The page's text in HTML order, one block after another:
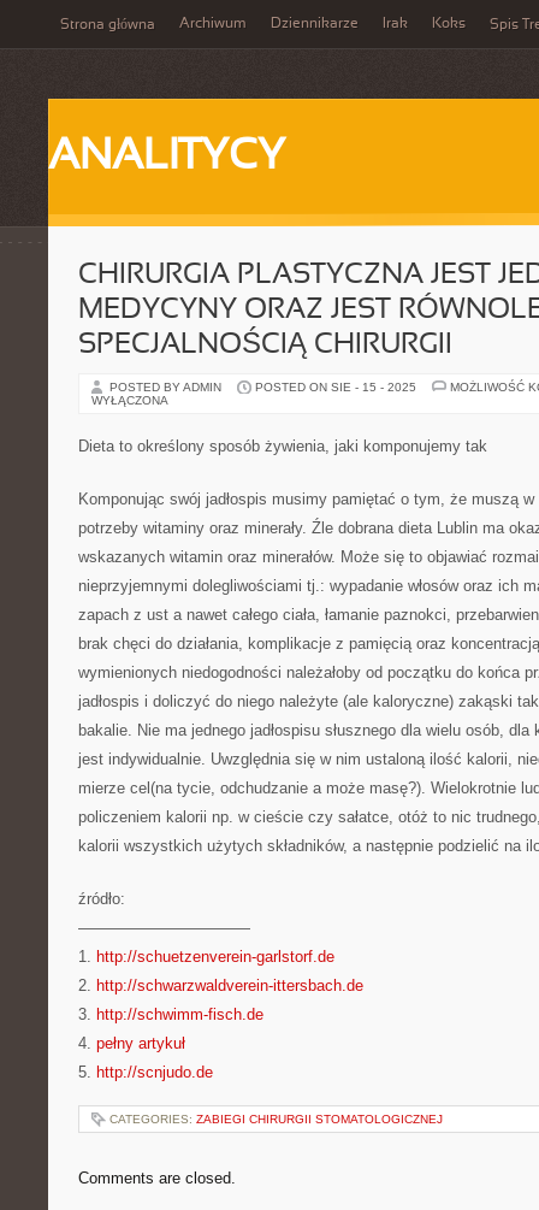
Strona główna Archiwum Dziennikarze Irak Koks Spis
ANALITYCY
CHIRURGIA PLASTYCZNA JEST
MEDYCYNY ORAZ JEST
SPECJALNOŚCIĄ CHIRURGII
POSTED BY ADMIN POSTED ON SIE - 15 - 2025
MOŻLIWOŚĆ
WYŁĄCZONA
Dieta to określony sposób żywienia, jaki komponujemy tak
Komponując swój jadłospis musimy pamiętać o tym, że muszą
potrzeby witaminy oraz minerały. Źle dobrana dieta Lublin ma
wskazanych witamin oraz minerałów. Może się to objawiać
nieprzyjemnymi dolegliwościami tj.: wypadanie włosów oraz ich
zapach z ust a nawet całego ciała, łamanie paznokci,
brak chęci do działania, komplikacje z pamięcią oraz
wymienionych niedogodności należałoby od początku do końca
jadłospis i doliczyć do niego należyte (ale kaloryczne) zakąski
bakalie. Nie ma jednego jadłospisu słusznego dla wielu osób, dla
jest indywidualnie. Uwzględnia się w nim ustaloną ilość kalorii,
mierze cel(na tycie, odchudzanie a może masę?). Wielokrotnie
policzeniem kalorii np. w cieście czy sałatce, otóż to nic
kalorii wszystkich użytych składników, a następnie podzielić na
źródło:
———————————
1. http://schuetzenverein-garlstorf.de
2. http://schwarzwaldverein-ittersbach.de
3. http://schwimm-fisch.de
4. pełny artykuł
5. http://scnjudo.de
CATEGORIES: ZABIEGI CHIRURGII STOMATOLOGICZNEJ
Comments are closed.